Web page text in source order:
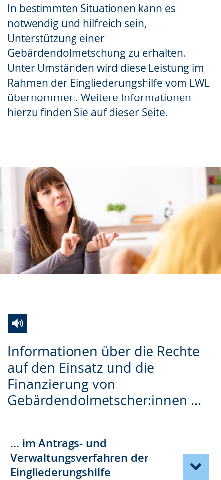
In bestimmten Situationen kann es
notwendig und hilfreich sein,
Unterstützung einer
Gebärdendolmetschung zu erhalten.
Unter Umständen wird diese Leistung im
Rahmen der Eingliederungshilfe vom LWL
übernommen. Weitere Informationen
hierzu finden Sie auf dieser Seite.
wird
angezeigt.
Informationen über die Rechte
auf den Einsatz und die
Finanzierung von
Gebärdendolmetscher:innen ...
Leichten
Sprache
wechseln.
Audio-
Unterstützung.
Video
in
Deutscher
Gebärdensprache
... im Antrags- und
Verwaltungsverfahren der
Eingliederungshilfe